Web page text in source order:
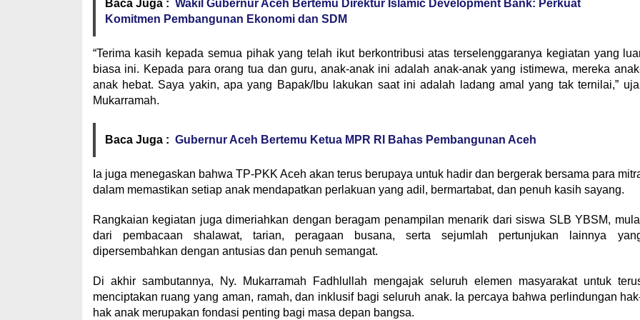
Baca Juga : Wakil Gubernur Aceh Bertemu Direktur Islamic Development Bank: Perkuat
Komitmen Pembangunan Ekonomi dan SDM
“Terima kasih kepada semua pihak yang telah ikut berkontribusi atas terselenggaranya kegiatan yang
biasa ini. Kepada para orang tua dan guru, anak-anak ini adalah anak-anak yang istimewa, mereka
anak hebat. Saya yakin, apa yang Bapak/Ibu lakukan saat ini adalah ladang amal yang tak ternilai,”
Mukarramah.
Baca Juga : Gubernur Aceh Bertemu Ketua MPR RI Bahas Pembangunan Aceh
Ia juga menegaskan bahwa TP-PKK Aceh akan terus berupaya untuk hadir dan bergerak bersama para
dalam memastikan setiap anak mendapatkan perlakuan yang adil, bermartabat, dan penuh kasih sayang.
Rangkaian kegiatan juga dimeriahkan dengan beragam penampilan menarik dari siswa SLB YBSM,
dari pembacaan shalawat, tarian, peragaan busana, serta sejumlah pertunjukan lainnya
dipersembahkan dengan antusias dan penuh semangat.
Di akhir sambutannya, Ny. Mukarramah Fadhlullah mengajak seluruh elemen masyarakat untuk
menciptakan ruang yang aman, ramah, dan inklusif bagi seluruh anak. Ia percaya bahwa perlindungan
hak anak merupakan fondasi penting bagi masa depan bangsa.